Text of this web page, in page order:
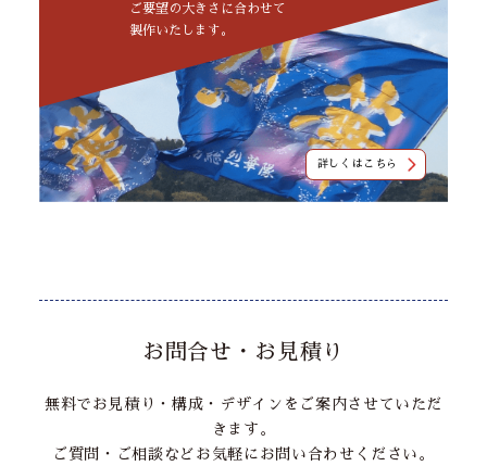
ご要望の大きさに合わせて
製作いたします。
詳しくはこちら
お問合せ・お見積り
無料でお見積り・構成・デザインをご案内させていただ
きます。
ご質問・ご相談などお気軽にお問い合わせください。